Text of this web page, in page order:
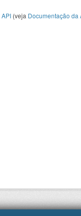
API (veja Documentação da